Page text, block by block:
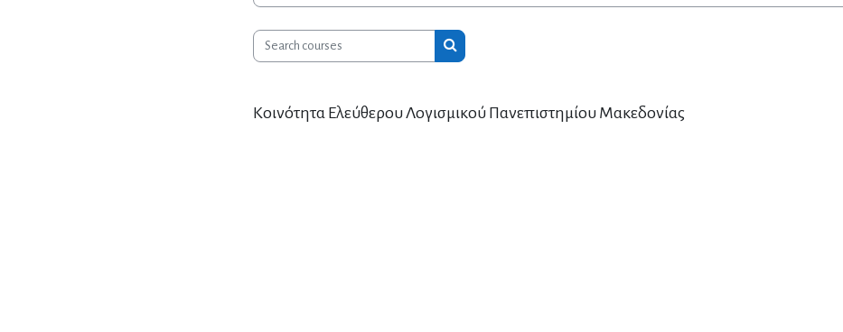
Search courses Search courses
Κοινότητα Ελεύθερου Λογισμικού Πανεπιστημίου Μακεδονίας